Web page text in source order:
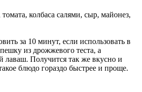
колбаса салями, сыр, майонез,
за 10 минут, если использовать в
из дрожжевого теста, а
Получится так же вкусно и
блюдо гораздо быстрее и проще.